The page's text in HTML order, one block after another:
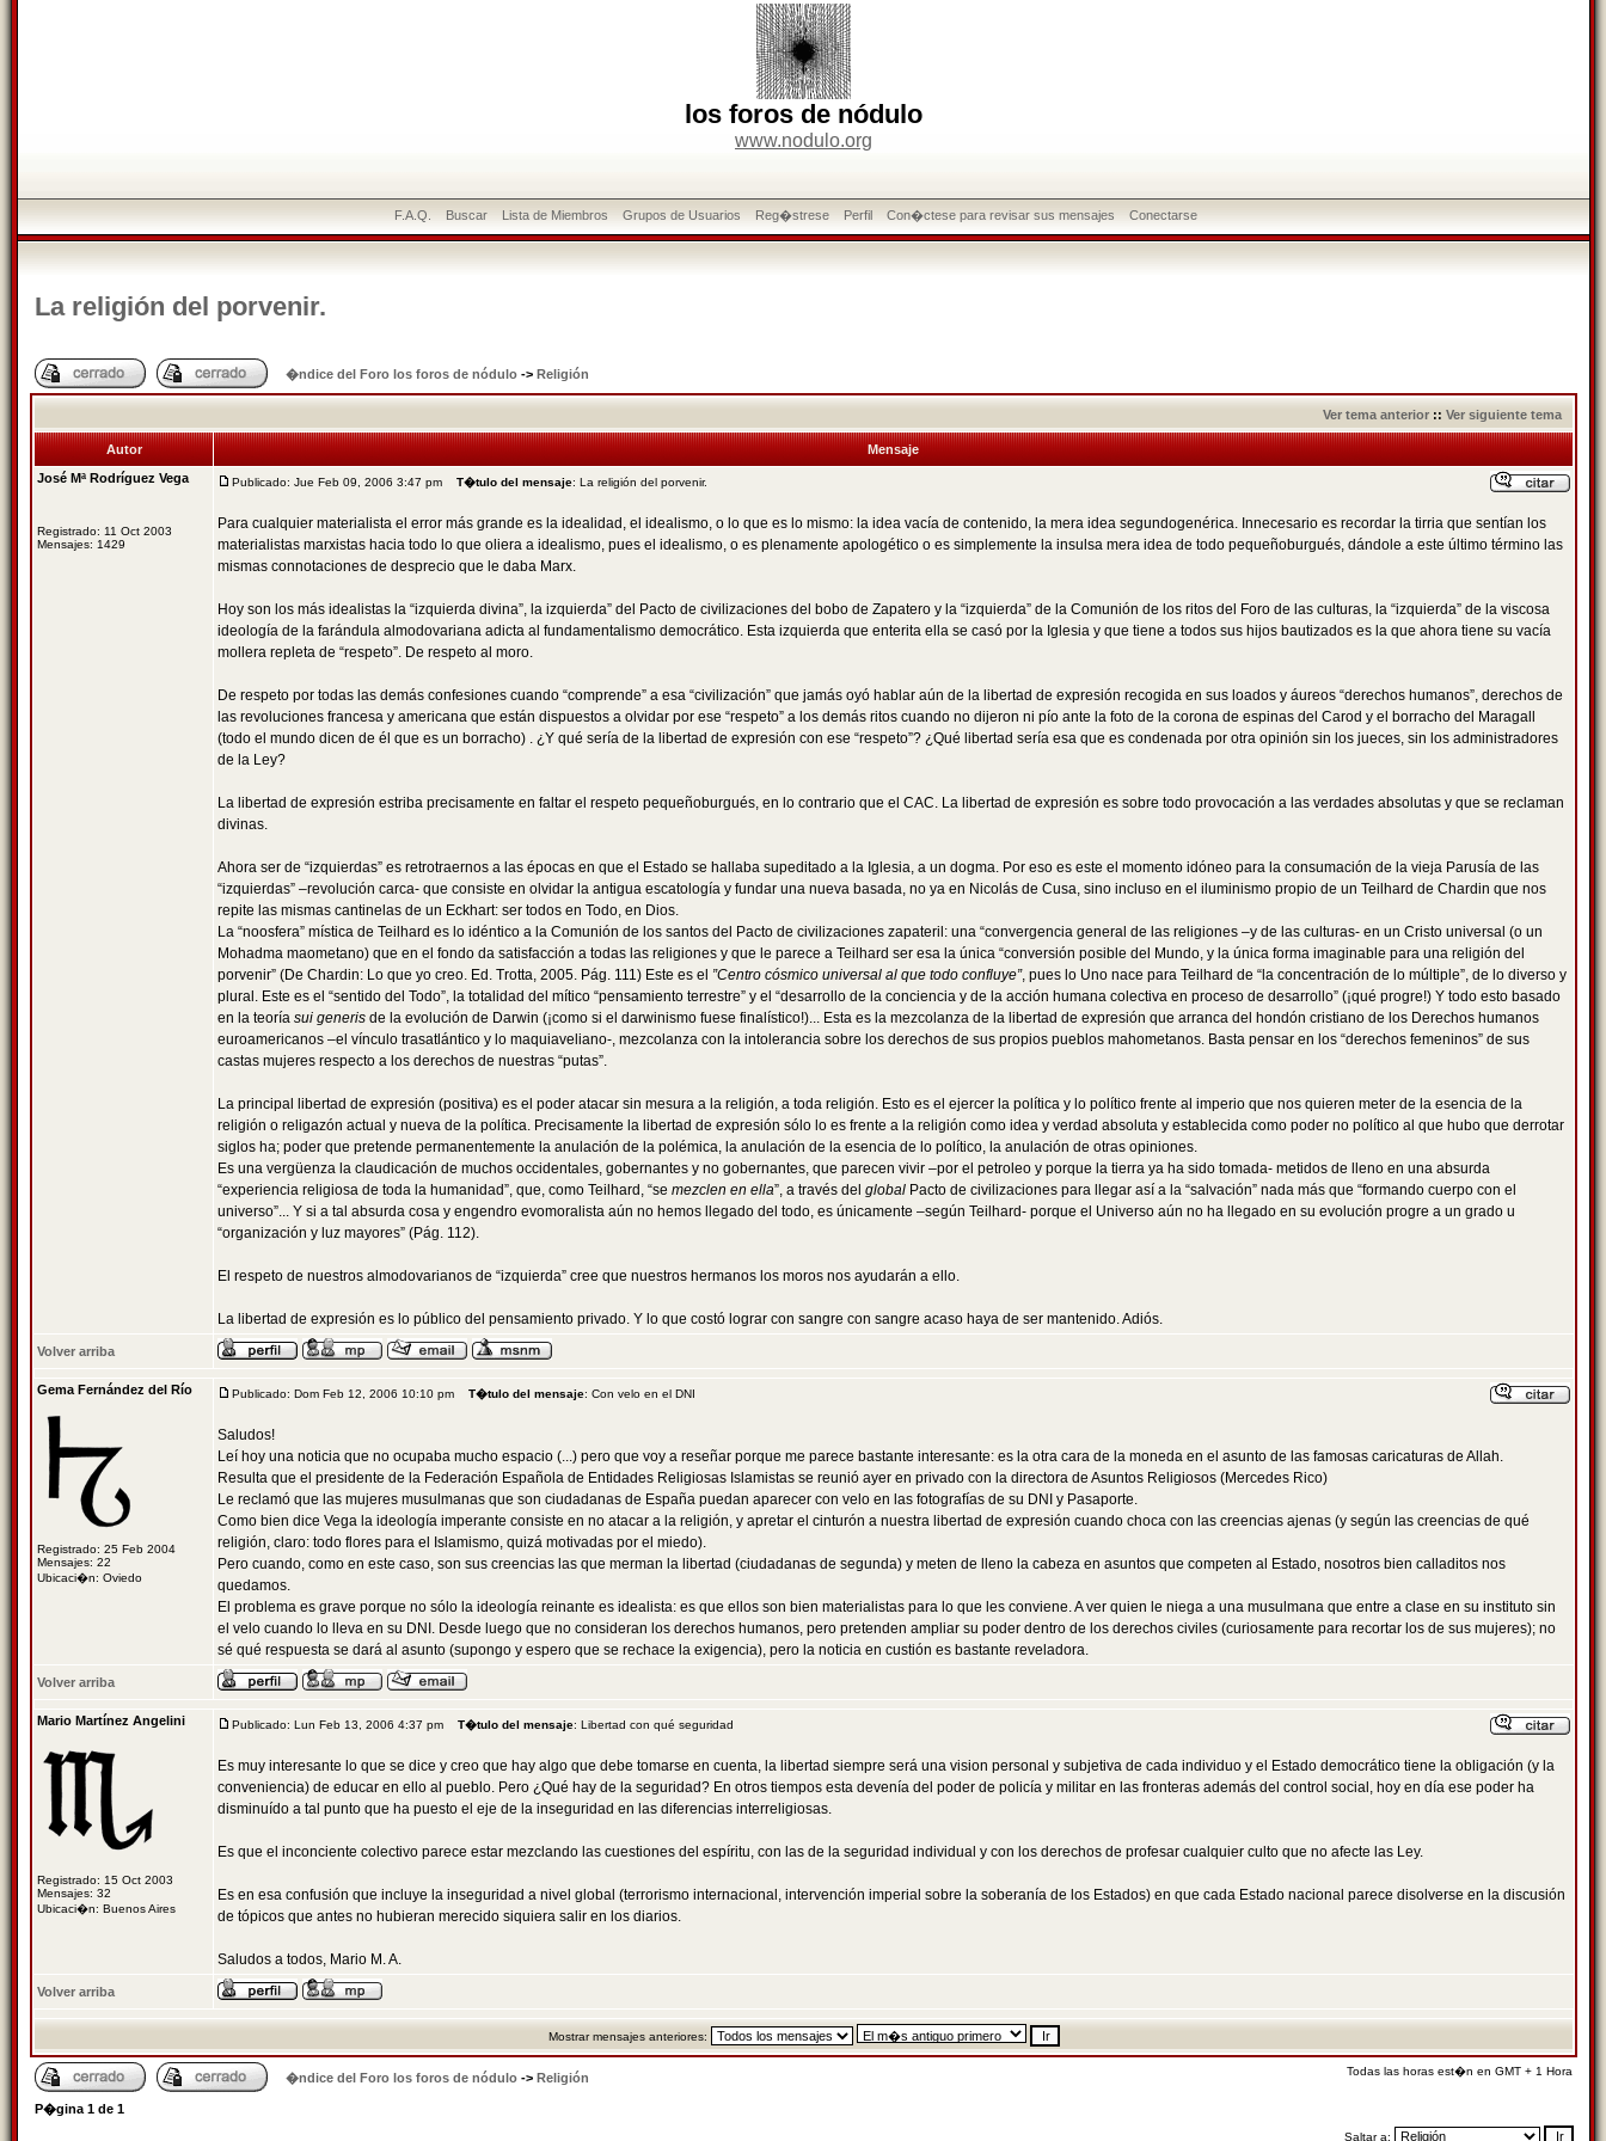
los foros de nódulo
www.nodulo.org
F.A.Q. Buscar Lista de Miembros Grupos de Usuarios Reg�strese Perfil Con�ctese para revisar sus mensajes Conectarse
La religión del porvenir.
�ndice del Foro los foros de nódulo -> Religión
Ver tema anterior :: Ver siguiente tema
Autor
Mensaje
José Mª Rodríguez Vega
Registrado: 11 Oct 2003
Mensajes: 1429
Publicado: Jue Feb 09, 2006 3:47 pm T�tulo del mensaje: La religión del porvenir.
Para cualquier materialista el error más grande es la idealidad, el idealismo, o lo que es lo mismo: la idea vacía de contenido, la mera idea segundogenérica. Innecesario es recordar la tirria que sentían los
materialistas marxistas hacia todo lo que oliera a idealismo, pues el idealismo, o es plenamente apologético o es simplemente la insulsa mera idea de todo pequeñoburgués, dándole a este último término las
mismas connotaciones de desprecio que le daba Marx.
Hoy son los más idealistas la “izquierda divina”, la izquierda” del Pacto de civilizaciones del bobo de Zapatero y la “izquierda” de la Comunión de los ritos del Foro de las culturas, la “izquierda” de la viscosa
ideología de la farándula almodovariana adicta al fundamentalismo democrático. Esta izquierda que enterita ella se casó por la Iglesia y que tiene a todos sus hijos bautizados es la que ahora tiene su vacía
mollera repleta de “respeto”. De respeto al moro.
De respeto por todas las demás confesiones cuando “comprende” a esa “civilización” que jamás oyó hablar aún de la libertad de expresión recogida en sus loados y áureos “derechos humanos”, derechos de
las revoluciones francesa y americana que están dispuestos a olvidar por ese “respeto” a los demás ritos cuando no dijeron ni pío ante la foto de la corona de espinas del Carod y el borracho del Maragall
(todo el mundo dicen de él que es un borracho) . ¿Y qué sería de la libertad de expresión con ese “respeto”? ¿Qué libertad sería esa que es condenada por otra opinión sin los jueces, sin los administradores
de la Ley?
La libertad de expresión estriba precisamente en faltar el respeto pequeñoburgués, en lo contrario que el CAC. La libertad de expresión es sobre todo provocación a las verdades absolutas y que se reclaman
divinas.
Ahora ser de “izquierdas” es retrotraernos a las épocas en que el Estado se hallaba supeditado a la Iglesia, a un dogma. Por eso es este el momento idóneo para la consumación de la vieja Parusía de las
“izquierdas” –revolución carca- que consiste en olvidar la antigua escatología y fundar una nueva basada, no ya en Nicolás de Cusa, sino incluso en el iluminismo propio de un Teilhard de Chardin que nos
repite las mismas cantinelas de un Eckhart: ser todos en Todo, en Dios.
La “noosfera” mística de Teilhard es lo idéntico a la Comunión de los santos del Pacto de civilizaciones zapateril: una “convergencia general de las religiones –y de las culturas- en un Cristo universal (o un
Mohadma maometano) que en el fondo da satisfacción a todas las religiones y que le parece a Teilhard ser esa la única “conversión posible del Mundo, y la única forma imaginable para una religión del
porvenir” (De Chardin: Lo que yo creo. Ed. Trotta, 2005. Pág. 111) Este es el ”Centro cósmico universal al que todo confluye”, pues lo Uno nace para Teilhard de “la concentración de lo múltiple”, de lo diverso y
plural. Este es el “sentido del Todo”, la totalidad del mítico “pensamiento terrestre” y el “desarrollo de la conciencia y de la acción humana colectiva en proceso de desarrollo” (¡qué progre!) Y todo esto basado
en la teoría sui generis de la evolución de Darwin (¡como si el darwinismo fuese finalístico!)... Esta es la mezcolanza de la libertad de expresión que arranca del hondón cristiano de los Derechos humanos
euroamericanos –el vínculo trasatlántico y lo maquiaveliano-, mezcolanza con la intolerancia sobre los derechos de sus propios pueblos mahometanos. Basta pensar en los “derechos femeninos” de sus
castas mujeres respecto a los derechos de nuestras “putas”.
La principal libertad de expresión (positiva) es el poder atacar sin mesura a la religión, a toda religión. Esto es el ejercer la política y lo político frente al imperio que nos quieren meter de la esencia de la
religión o religazón actual y nueva de la política. Precisamente la libertad de expresión sólo lo es frente a la religión como idea y verdad absoluta y establecida como poder no político al que hubo que derrotar
siglos ha; poder que pretende permanentemente la anulación de la polémica, la anulación de la esencia de lo político, la anulación de otras opiniones.
Es una vergüenza la claudicación de muchos occidentales, gobernantes y no gobernantes, que parecen vivir –por el petroleo y porque la tierra ya ha sido tomada- metidos de lleno en una absurda
“experiencia religiosa de toda la humanidad”, que, como Teilhard, “se mezclen en ella”, a través del global Pacto de civilizaciones para llegar así a la “salvación” nada más que “formando cuerpo con el
universo”... Y si a tal absurda cosa y engendro evomoralista aún no hemos llegado del todo, es únicamente –según Teilhard- porque el Universo aún no ha llegado en su evolución progre a un grado u
“organización y luz mayores” (Pág. 112).
El respeto de nuestros almodovarianos de “izquierda” cree que nuestros hermanos los moros nos ayudarán a ello.
La libertad de expresión es lo público del pensamiento privado. Y lo que costó lograr con sangre con sangre acaso haya de ser mantenido. Adiós.
Volver arriba
Gema Fernández del Río
Registrado: 25 Feb 2004
Mensajes: 22
Ubicaci�n: Oviedo
Publicado: Dom Feb 12, 2006 10:10 pm T�tulo del mensaje: Con velo en el DNI
Saludos!
Leí hoy una noticia que no ocupaba mucho espacio (...) pero que voy a reseñar porque me parece bastante interesante: es la otra cara de la moneda en el asunto de las famosas caricaturas de Allah.
Resulta que el presidente de la Federación Española de Entidades Religiosas Islamistas se reunió ayer en privado con la directora de Asuntos Religiosos (Mercedes Rico)
Le reclamó que las mujeres musulmanas que son ciudadanas de España puedan aparecer con velo en las fotografías de su DNI y Pasaporte.
Como bien dice Vega la ideología imperante consiste en no atacar a la religión, y apretar el cinturón a nuestra libertad de expresión cuando choca con las creencias ajenas (y según las creencias de qué
religión, claro: todo flores para el Islamismo, quizá motivadas por el miedo).
Pero cuando, como en este caso, son sus creencias las que merman la libertad (ciudadanas de segunda) y meten de lleno la cabeza en asuntos que competen al Estado, nosotros bien calladitos nos
quedamos.
El problema es grave porque no sólo la ideología reinante es idealista: es que ellos son bien materialistas para lo que les conviene. A ver quien le niega a una musulmana que entre a clase en su instituto sin
el velo cuando lo lleva en su DNI. Desde luego que no consideran los derechos humanos, pero pretenden ampliar su poder dentro de los derechos civiles (curiosamente para recortar los de sus mujeres); no
sé qué respuesta se dará al asunto (supongo y espero que se rechace la exigencia), pero la noticia en custión es bastante reveladora.
Volver arriba
Mario Martínez Angelini
Registrado: 15 Oct 2003
Mensajes: 32
Ubicaci�n: Buenos Aires
Publicado: Lun Feb 13, 2006 4:37 pm T�tulo del mensaje: Libertad con qué seguridad
Es muy interesante lo que se dice y creo que hay algo que debe tomarse en cuenta, la libertad siempre será una vision personal y subjetiva de cada individuo y el Estado democrático tiene la obligación (y la
conveniencia) de educar en ello al pueblo. Pero ¿Qué hay de la seguridad? En otros tiempos esta devenía del poder de policía y militar en las fronteras además del control social, hoy en día ese poder ha
disminuído a tal punto que ha puesto el eje de la inseguridad en las diferencias interreligiosas.
Es que el inconciente colectivo parece estar mezclando las cuestiones del espíritu, con las de la seguridad individual y con los derechos de profesar cualquier culto que no afecte las Ley.
Es en esa confusión que incluye la inseguridad a nivel global (terrorismo internacional, intervención imperial sobre la soberanía de los Estados) en que cada Estado nacional parece disolverse en la discusión
de tópicos que antes no hubieran merecido siquiera salir en los diarios.
Saludos a todos, Mario M. A.
Volver arriba
Mostrar mensajes anteriores:
�ndice del Foro los foros de nódulo -> Religión Todas las horas est�n en GMT + 1 Hora
P�gina 1 de 1
Saltar a: